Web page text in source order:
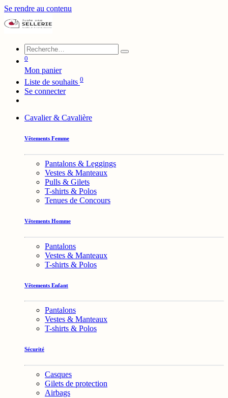
Se rendre au contenu
0
Mon panier
Liste de souhaits 0
Se connecter
Cavalier & Cavalière
Vêtements Femme
Pantalons & Leggings
Vestes & Manteaux
Pulls & Gilets
T-shirts & Polos
Tenues de Concours
Vêtements Homme
Pantalons
Vestes & Manteaux
T-shirts & Polos
Vêtements Enfant
Pantalons
Vestes & Manteaux
T-shirts & Polos
Sécurité
Casques
Gilets de protection
Airbags